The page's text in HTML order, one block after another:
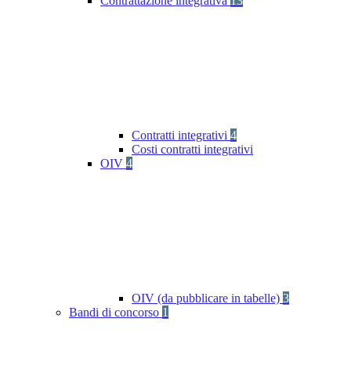
Contratti integrativi 4
Costi contratti integrativi
OIV 4
OIV (da pubblicare in tabelle) 3
Bandi di concorso 1